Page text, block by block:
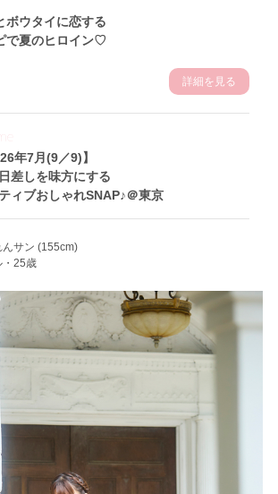
ボウタイに恋する
で夏のヒロイン♡
詳細を見る
年7月(9／9)】
差しを味方にする
ィブおしゃれSNAP♪＠東京
んサン (155cm)
・25歳